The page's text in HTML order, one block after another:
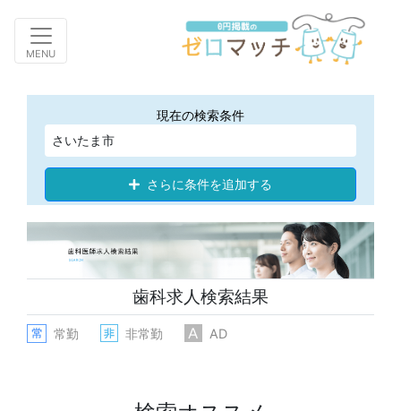
Toggle navigation
MENU
現在の検索条件
さいたま市
さらに条件を追加する
歯科求人検索結果
常勤 非常勤 AD